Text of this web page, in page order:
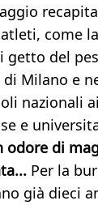
come
getto del
Milano e
nazionali
e
odore di
Per la
già dieci